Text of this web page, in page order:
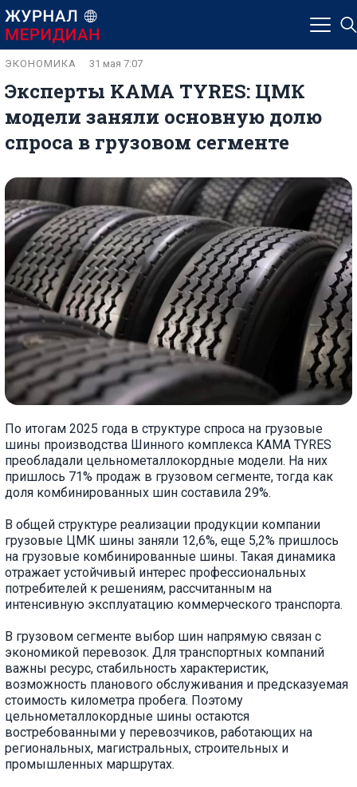
Эксперты KAMA TYRES: ЦМК
модели заняли основную долю
спроса в грузовом сегменте
ЭКОНОМИКА 31 мая 7:07
По итогам 2025 года в структуре спроса на грузовые
шины производства Шинного комплекса KAMA TYRES
преобладали цельнометаллокордные модели. На них
пришлось 71% продаж в грузовом сегменте, тогда как
доля комбинированных шин составила 29%.
В общей структуре реализации продукции компании
грузовые ЦМК шины заняли 12,6%, еще 5,2% пришлось
на грузовые комбинированные шины. Такая динамика
отражает устойчивый интерес профессиональных
потребителей к решениям, рассчитанным на
интенсивную эксплуатацию коммерческого транспорта.
В грузовом сегменте выбор шин напрямую связан с
экономикой перевозок. Для транспортных компаний
важны ресурс, стабильность характеристик,
возможность планового обслуживания и предсказуемая
стоимость километра пробега. Поэтому
цельнометаллокордные шины остаются
востребованными у перевозчиков, работающих на
региональных, магистральных, строительных и
промышленных маршрутах.